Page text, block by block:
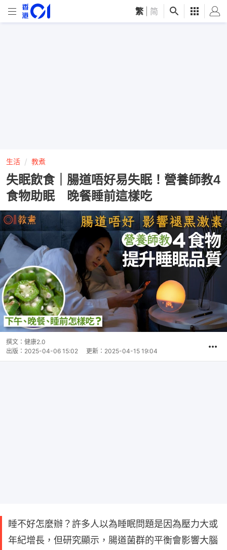
繁 简
生活 教煮
失眠飲食｜腸道唔好易失眠！營養師教4
食物助眠 晚餐睡前這樣吃
撰文： 健康2.0
出版： 2025-04-06 15:02 更新： 2025-04-15 19:04
睡不好怎麼辦？許多人以為睡眠問題是因為壓力大或
年紀增長，但研究顯示，腸道菌群的平衡會影響大腦